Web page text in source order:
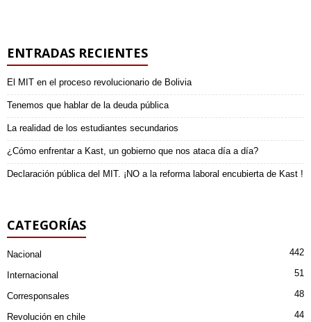
ENTRADAS RECIENTES
El MIT en el proceso revolucionario de Bolivia
Tenemos que hablar de la deuda pública
La realidad de los estudiantes secundarios
¿Cómo enfrentar a Kast, un gobierno que nos ataca día a día?
Declaración pública del MIT. ¡NO a la reforma laboral encubierta de Kast !
CATEGORÍAS
Nacional 442
Internacional 51
Corresponsales 48
Revolución en chile 44